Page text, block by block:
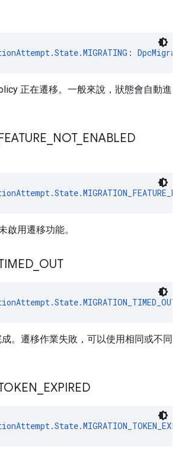
:
正在遷移。一般來說，狀態會自動進
NOT_ ENABLED
啟用遷移功能。
OUT
。遷移作業失敗，可以使用相同或不同
EXPIRED